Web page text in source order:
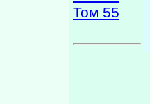
Том 55